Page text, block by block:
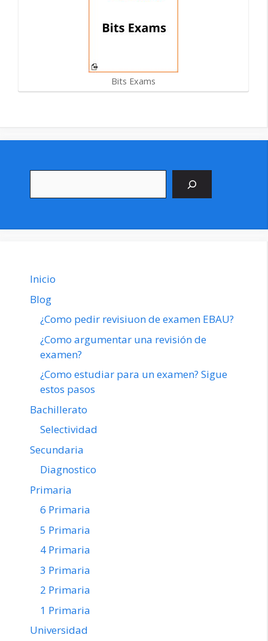
Bits Exams
Inicio
Blog
¿Como pedir revisiuon de examen EBAU?
¿Como argumentar una revisión de
examen?
¿Como estudiar para un examen? Sigue
estos pasos
Bachillerato
Selectividad
Secundaria
Diagnostico
Primaria
6 Primaria
5 Primaria
4 Primaria
3 Primaria
2 Primaria
1 Primaria
Universidad